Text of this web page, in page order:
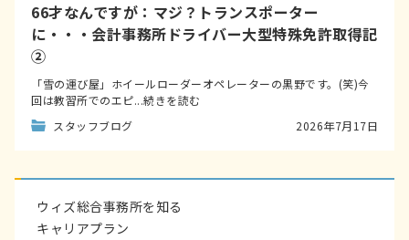
66才なんですが：マジ？トランスポーター
に・・・会計事務所ドライバー大型特殊免許取得記
②
「雪の運び屋」ホイールローダーオペレーターの黒野です。(笑)今
回は教習所でのエピ...続きを読む
スタッフブログ
2026年7月17日
ウィズ総合事務所を知る
キャリアプラン